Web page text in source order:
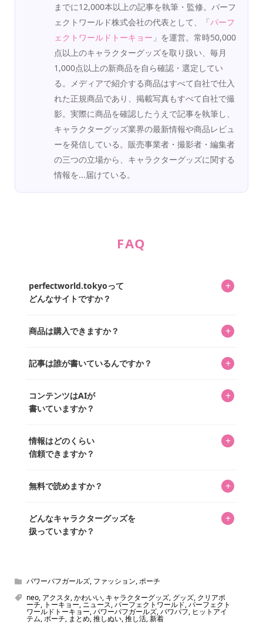
までに12,000本以上の記事を執筆・監修。パーフ
ェクトワールド株式会社の代表として、「パーフ
ェクトワールドトーキョー 」を運営。常時50,000
点以上のキャラクターグッズを取り扱い、毎月
1,000点以上の新商品を自ら確認・選定してい
る。メディアで紹介する商品はすべて自社で仕入
れた正規商品であり、掲載写真もすべて自社で撮
影。実際に商品を確認したうえで記事を執筆し、
キャラクターグッズ業界の最新情報や商品レビュ
ーを発信している。販売事業者・撮影者・編集者
の三つの立場から、キャラクターグッズに関する
情報を...届けている。
FAQ
perfectworld.tokyoって
どんなサイトですか？
+
ってもらうニュースサイトです。運営はキャラグッズコレ
を中心に行われており、私たちは実際に40,000種のキャラグ
商品は購入できますか？ +
「perfectworld.shop」で、ほとんど全てのアイテムを購
があり、そこからジャンプできます。
記事は誰が書いているんですか？ +
ています。記事内の99%を超えるほぼすべての写真も、1枚
ずつ心を込めて自分たちで撮影したものです。さらに、10
ッズを収集し、月に1,000点の新商品を選定・購入する編集
長KOSが全記事を監修しています。
コンテンツはAIが
書いていますか？
+
書いています。AIは使用していません。編集長KOSが最終確
認を行い、手動で更新しています。
情報はどのくらい
信頼できますか？
+
いをお届けすることは保証します。なお、記事内に価格は
め、正確な情報をお伝えできないからです。
無料で読めますか？ +
どんなキャラクターグッズを
扱っていますか？
+
ん！200種以上のトレンディなキャラクターやアニメキャラ
をご紹介しています。生まれたばかりの新しいキャラクタ
ーをいち早く皆さんにお届けすることも、私たちの使命の
ひとつです。
パワーパフガールズ, ファッション,ポーチ
neo, アクスタ,かわいい, キャラクターグッズ, グッズ, クリアポ
ーチ, トーキョー,ニュース,パーフェクトワールド,パーフェクト
ワールドトーキョー,パワーパフガールズ,パワパフ, ヒットアイ
テム,ポーチ, まとめ,推しぬい,推し活,新着